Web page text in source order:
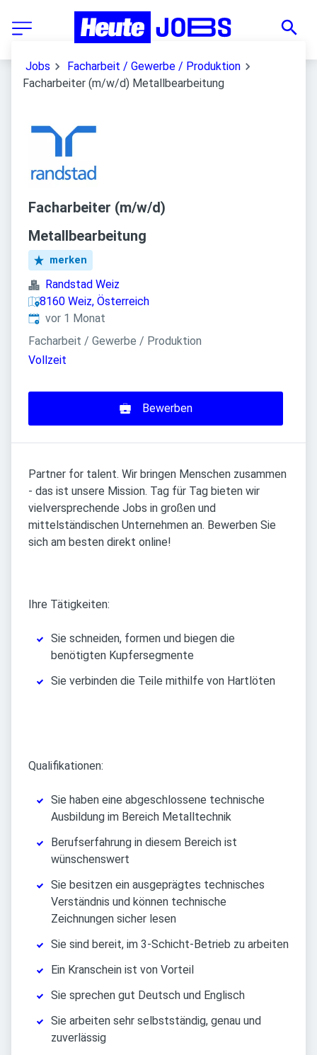
Jobs
Facharbeit / Gewerbe / Produktion
Facharbeiter (m/w/d) Metallbearbeitung
Facharbeiter (m/w/d)
Metallbearbeitung
merken
Randstad Weiz
8160 Weiz, Österreich
Veröffentlicht:
vor 1 Monat
Facharbeit / Gewerbe / Produktion
Vollzeit
Bewerben
Partner for talent. Wir bringen Menschen zusammen
- das ist unsere Mission. Tag für Tag bieten wir
vielversprechende Jobs in großen und
mittelständischen Unternehmen an. Bewerben Sie
sich am besten direkt online!
Ihre Tätigkeiten:
Sie schneiden, formen und biegen die
benötigten Kupfersegmente
Sie verbinden die Teile mithilfe von Hartlöten
Qualifikationen:
Sie haben eine abgeschlossene technische
Ausbildung im Bereich Metalltechnik
Berufserfahrung in diesem Bereich ist
wünschenswert
Sie besitzen ein ausgeprägtes technisches
Verständnis und können technische
Zeichnungen sicher lesen
Sie sind bereit, im 3-Schicht-Betrieb zu arbeiten
Ein Kranschein ist von Vorteil
Sie sprechen gut Deutsch und Englisch
Sie arbeiten sehr selbstständig, genau und
zuverlässig